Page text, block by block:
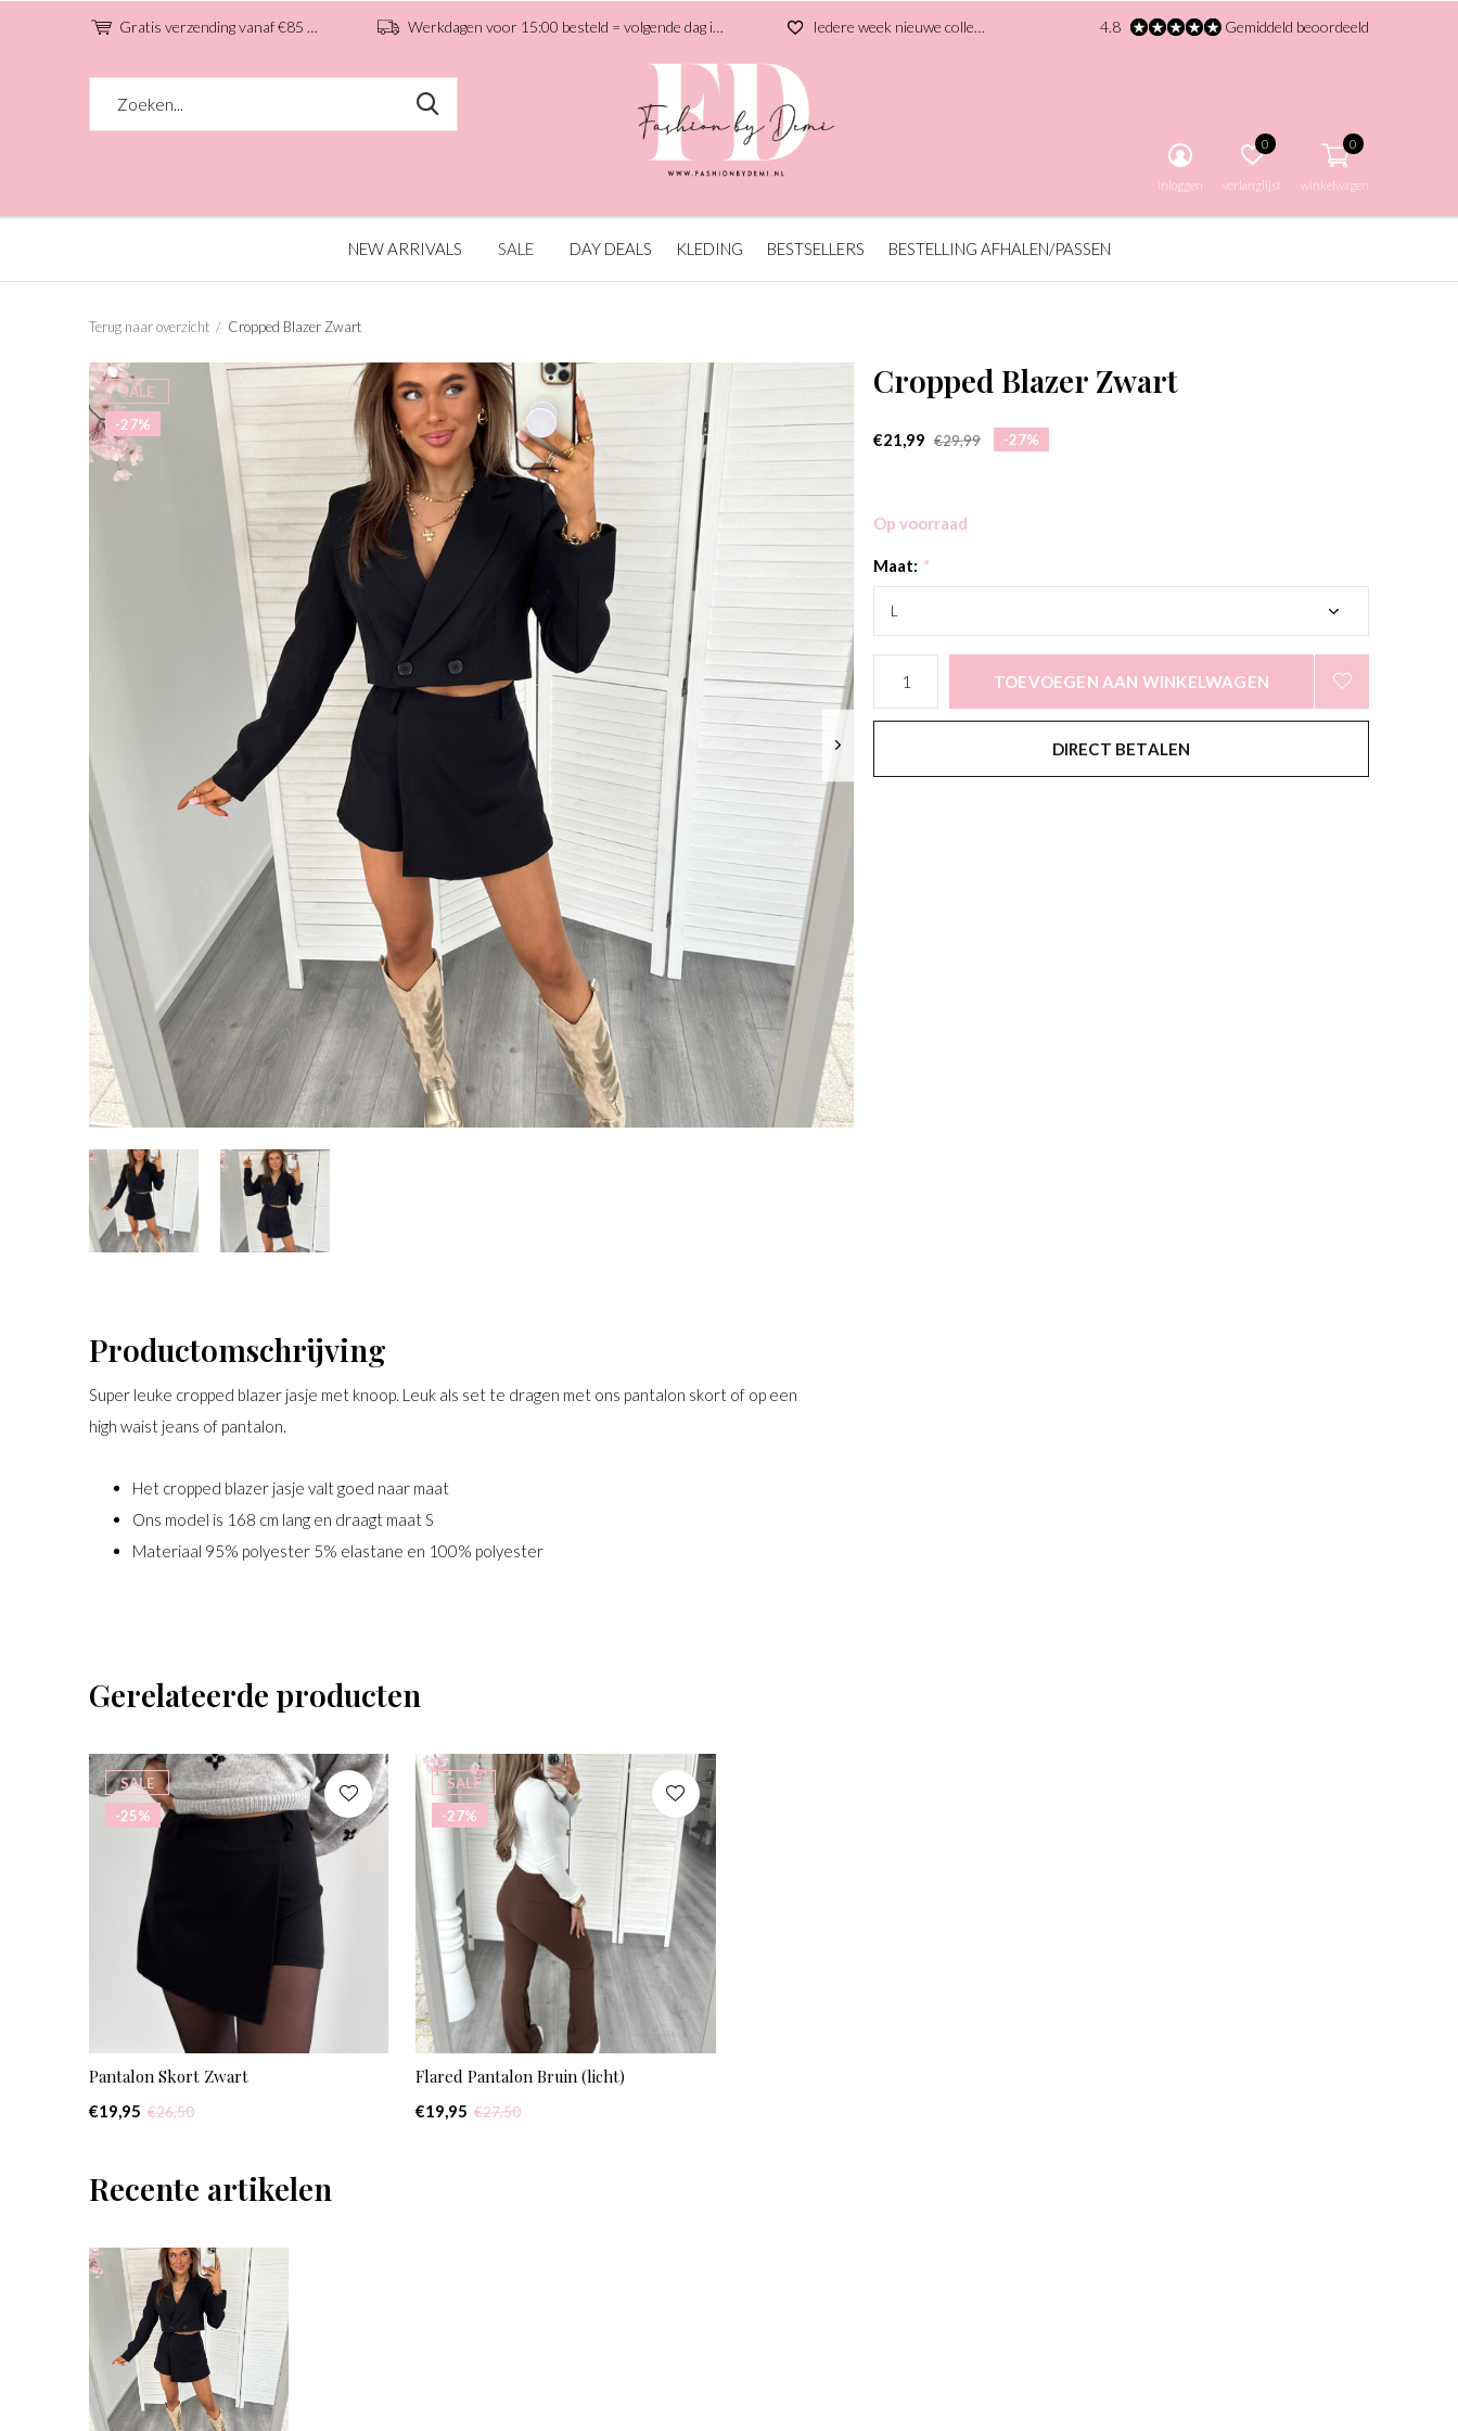
NEW ARRIVALS SALE DAY DEALS KLEDING BESTSELLERS BESTELLING AFHALEN/PASSEN
inloggen verlanglijst
0
winkelwagen
0
Gratis verzending vanaf €85 (NL) Werkdagen voor 15:00 besteld = volgende dag in huis Iedere week nieuwe collectie! 4.8 Gemiddeld beoordeeld
Terug naar overzicht Cropped Blazer Zwart
SALE
-27%
Cropped Blazer Zwart
€21,99 €29,99 -27%
Op voorraad
Maat: *
TOEVOEGEN AAN WINKELWAGEN
DIRECT BETALEN
Productomschrijving
Super leuke cropped blazer jasje met knoop. Leuk als set te dragen met ons pantalon skort of op een
high waist jeans of pantalon.
Het cropped blazer jasje valt goed naar maat
Ons model is 168 cm lang en draagt maat S
Materiaal 95% polyester 5% elastane en 100% polyester
Gerelateerde producten
SALE
-25%
Pantalon Skort Zwart
€19,95 €26,50
SALE
-27%
Flared Pantalon Bruin (licht)
€19,95 €27,50
Recente artikelen